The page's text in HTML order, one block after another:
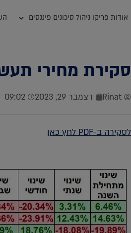
אודות פריקו ניהול סיכונים פיננסים
סקירת מחירי תעשיית
Rinat דצמבר 29, 2023 09:02
לסקירה ב-PDF לחץ כאן